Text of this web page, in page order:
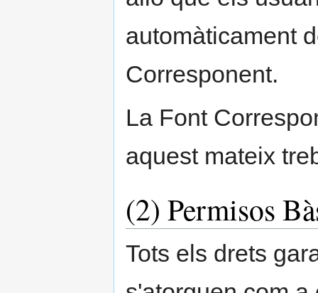
automàticament
Corresponent.
La Font
aquest mateix
(2) Permisos
Tots els drets